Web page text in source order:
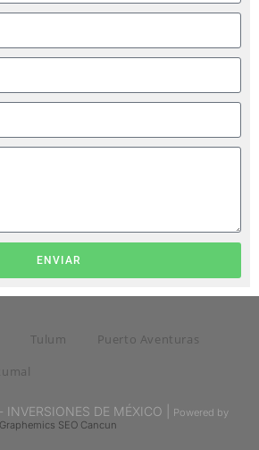
ENVIAR
Tulum
Puerto Aventuras
DE MÉXICO |
Powered by
Graphemics SEO Cancun